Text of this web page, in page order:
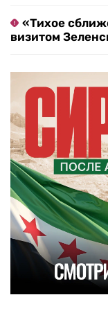
«Тихое
визитом